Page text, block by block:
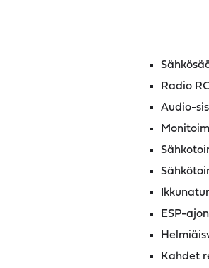
Radio
Audio-
ESP-
Kahdet